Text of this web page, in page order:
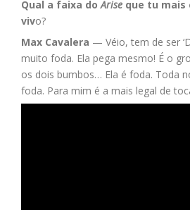
Qual a faixa doArise que tu mais
vivo?
Max Cavalera — Véio, tem de ser
muito foda. Ela pega mesmo! É o
os dois bumbos… Ela é foda. Toda
foda. Para mim é a mais legal de